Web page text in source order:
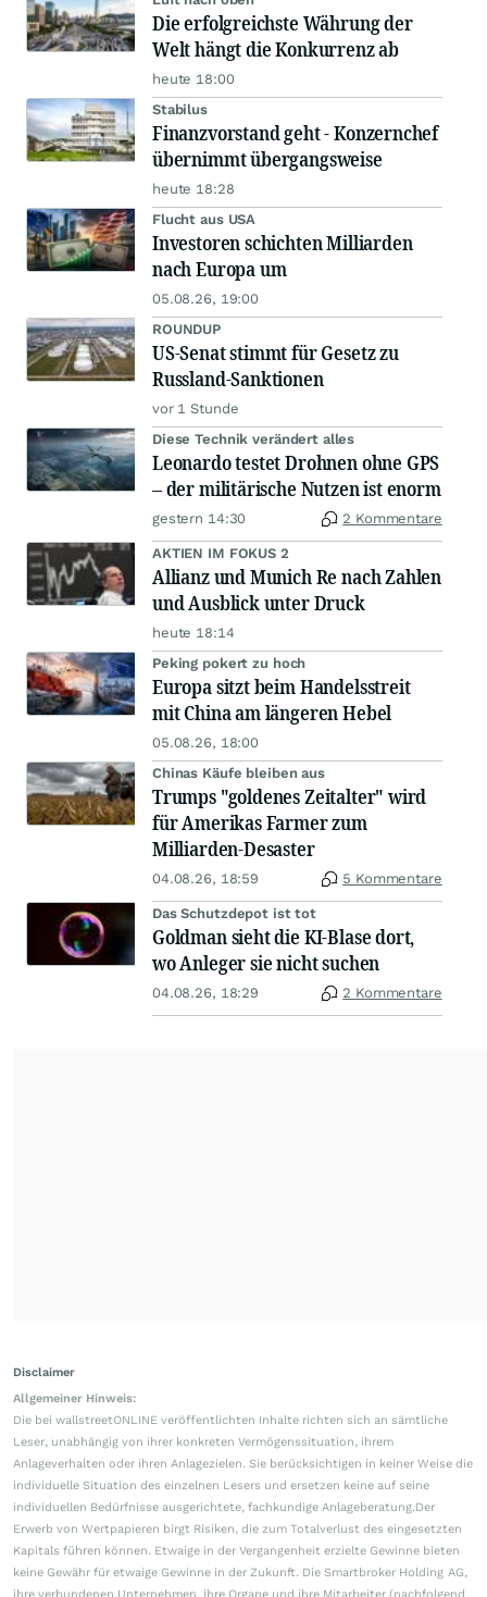
Die erfolgreichste Währung der
Welt hängt die Konkurrenz ab
heute 18:00
Stabilus
Finanzvorstand geht - Konzernchef
übernimmt übergangsweise
heute 18:28
Flucht aus USA
Investoren schichten Milliarden
nach Europa um
05.08.26, 19:00
ROUNDUP
US-Senat stimmt für Gesetz zu
Russland-Sanktionen
vor 1 Stunde
Diese Technik verändert alles
Leonardo testet Drohnen ohne GPS
– der militärische Nutzen ist enorm
gestern 14:30 2 Kommentare
AKTIEN IM FOKUS 2
Allianz und Munich Re nach Zahlen
und Ausblick unter Druck
heute 18:14
Peking pokert zu hoch
Europa sitzt beim Handelsstreit
mit China am längeren Hebel
05.08.26, 18:00
Chinas Käufe bleiben aus
Trumps "goldenes Zeitalter" wird
für Amerikas Farmer zum
Milliarden-Desaster
04.08.26, 18:59 5 Kommentare
Das Schutzdepot ist tot
Goldman sieht die KI-Blase dort,
wo Anleger sie nicht suchen
04.08.26, 18:29 2 Kommentare
Disclaimer
Allgemeiner Hinweis:
Die bei wallstreetONLINE veröffentlichten Inhalte richten sich an sämtliche
Leser, unabhängig von ihrer konkreten Vermögenssituation, ihrem
Anlageverhalten oder ihren Anlagezielen. Sie berücksichtigen in keiner Weise die
individuelle Situation des einzelnen Lesers und ersetzen keine auf seine
individuellen Bedürfnisse ausgerichtete, fachkundige Anlageberatung.Der
Erwerb von Wertpapieren birgt Risiken, die zum Totalverlust des eingesetzten
Kapitals führen können. Etwaige in der Vergangenheit erzielte Gewinne bieten
keine Gewähr für etwaige Gewinne in der Zukunft. Die Smartbroker Holding AG,